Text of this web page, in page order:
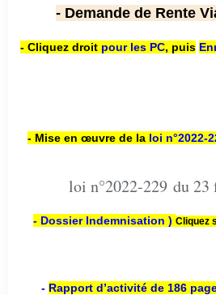
- Demande de Rente
- Cliquez droit pour les PC, puis
- Mise en œuvre de la loi n°2022-
loi n°2022-229 du 23
- Dossier Indemnisation ) Cliquez
- Rapport d’activité de 186